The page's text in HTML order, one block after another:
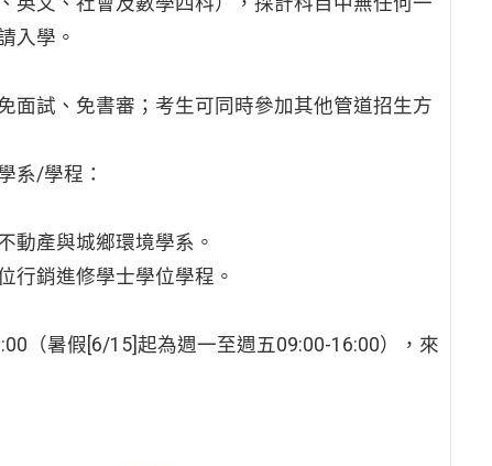
入學。
面試、免書審；考生可同時參加其他管道招生方
系/學程：
動產與城鄉環境學系。
行銷進修學士學位學程。
（暑假[6/15]起為週一至週五09:00-16:00），來